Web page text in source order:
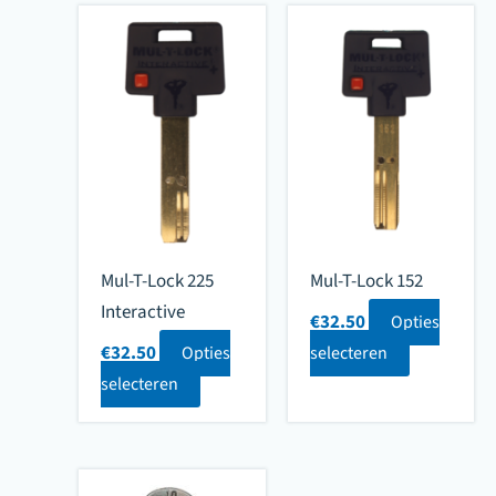
Mul-T-Lock 225
Interactive
€32.50
Opties
selecteren
Mul-T-Lock 152
€32.50
Opties
selecteren